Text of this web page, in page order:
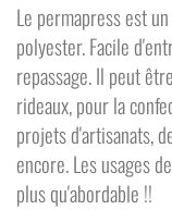
Le permapress est
polyester. Facile
repassage. Il peut
rideaux, pour la
projets d'artisanats,
encore. Les usages
plus qu'abordable !!